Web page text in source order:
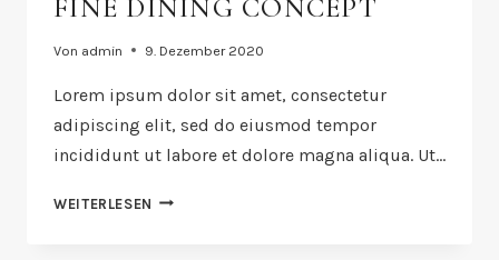
FINE DINING CONCEPT
Von admin 9. Dezember 2020
Lorem ipsum dolor sit amet, consectetur
adipiscing elit, sed do eiusmod tempor
incididunt ut labore et dolore magna aliqua. Ut…
WEITERLESEN FINE